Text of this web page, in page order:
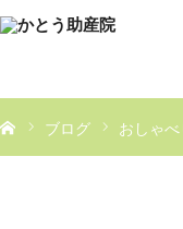
ブログ おしゃ